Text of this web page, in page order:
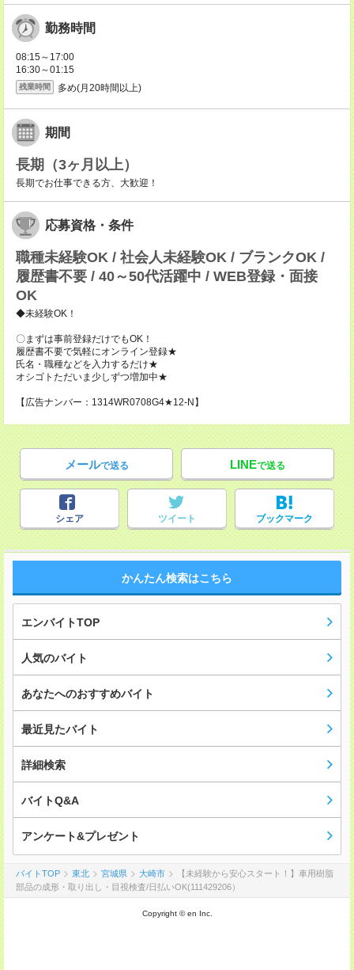
勤務時間
08:15～17:00
16:30～01:15
残業時間 多め(月20時間以上)
期間
長期（3ヶ月以上）
長期でお仕事できる方、大歓迎！
応募資格・条件
職種未経験OK / 社会人未経験OK / ブランクOK /
履歴書不要 / 40～50代活躍中 / WEB登録・面接
OK
◆未経験OK！
〇まずは事前登録だけでもOK！
履歴書不要で気軽にオンライン登録★
氏名・職種などを入力するだけ★
オシゴトただいま少しずつ増加中★
【広告ナンバー：1314WR0708G4★12-N】
メールで送る LINEで送る
シェア ツイート ブックマーク
かんたん検索はこちら
エンバイトTOP
人気のバイト
あなたへのおすすめバイト
最近見たバイト
詳細検索
バイトQ&A
アンケート&プレゼント
バイトTOP 東北 宮城県 大崎市
【未経験から安心スタート！】車用樹脂
部品の成形・取り出し・目視検査/日払いOK(111429206）
Copyright © en Inc.